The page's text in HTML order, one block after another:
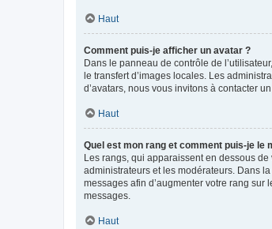
Haut
Comment puis-je afficher un avatar ?
Dans le panneau de contrôle de
le transfert d’images locales. Les
d’avatars, nous vous invitons à contacter
Haut
Quel est mon rang et comment puis-je le
Les rangs, qui apparaissent en dessous
administrateurs et les modérateurs. Dans
messages afin d’augmenter votre rang
messages.
Haut